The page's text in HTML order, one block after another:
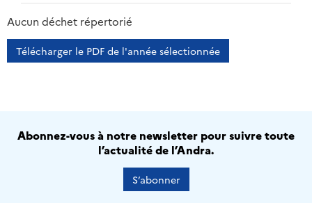
2013 2014
Aucun déchet répertorié
Télécharger le PDF de l'année sélectionnée
Abonnez-vous à notre newsletter pour suivre toute
l’actualité de l’Andra.
S’abonner